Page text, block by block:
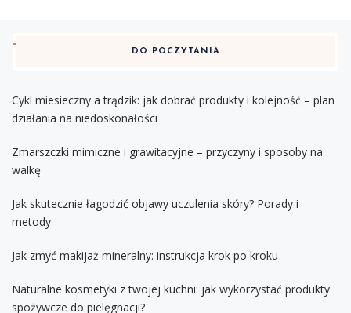
DO POCZYTANIA
Cykl miesieczny a trądzik: jak dobrać produkty i kolejność – plan
działania na niedoskonałości
Zmarszczki mimiczne i grawitacyjne – przyczyny i sposoby na
walkę
Jak skutecznie łagodzić objawy uczulenia skóry? Porady i
metody
Jak zmyć makijaż mineralny: instrukcja krok po kroku
Naturalne kosmetyki z twojej kuchni: jak wykorzystać produkty
spożywcze do pielęgnacji?